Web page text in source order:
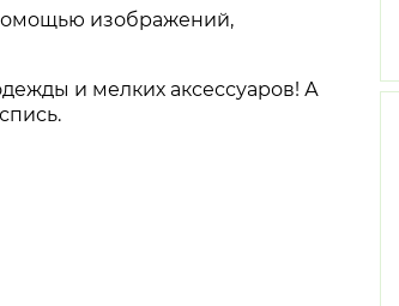
изображений,
и мелких аксессуаров! А